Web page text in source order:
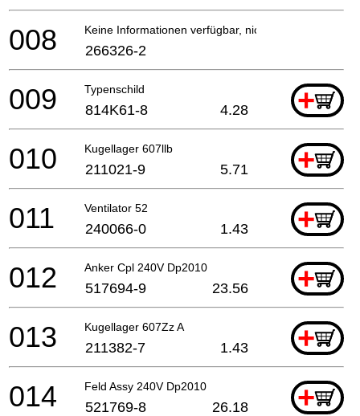
Keine Informationen verfügbar, nicht bestellbar
008 266326-2
Typenschild +
009 814K61-8 4.28
Kugellager 607llb +
010 211021-9 5.71
Ventilator 52 +
011 240066-0 1.43
Anker Cpl 240V Dp2010 +
012 517694-9 23.56
Kugellager 607Zz A +
013 211382-7 1.43
Feld Assy 240V Dp2010 +
014 521769-8 26.18